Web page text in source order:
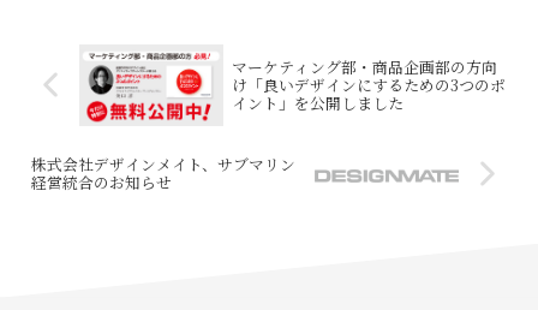
マーケティング部・商品企画部の方向
け「良いデザインにするための3つのポ
イント」を公開しました
株式会社デザインメイト、サブマリン
経営統合のお知らせ